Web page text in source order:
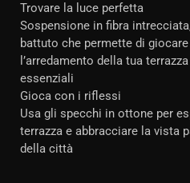
Trovare la luce perfetta
Sospensione in fibra
battuto che permette di
l’arredamento della tua
essenziali
Gioca con i riflessi
Usa gli specchi in ottone per
terrazza e abbracciare la vista
della città